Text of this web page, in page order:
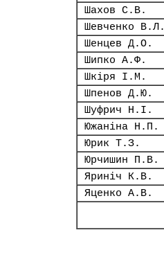
Шахов С.В.
Шевченко В.Л.
Шенцев Д.О.
Шипко А.Ф.
Шкіря І.М.
Шпенов Д.Ю.
Шуфрич Н.І.
Южаніна Н.П.
Юрик Т.З.
Юрчишин П.В.
Яриніч К.В.
Яценко А.В.